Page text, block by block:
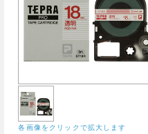
各画像をクリックで拡大します